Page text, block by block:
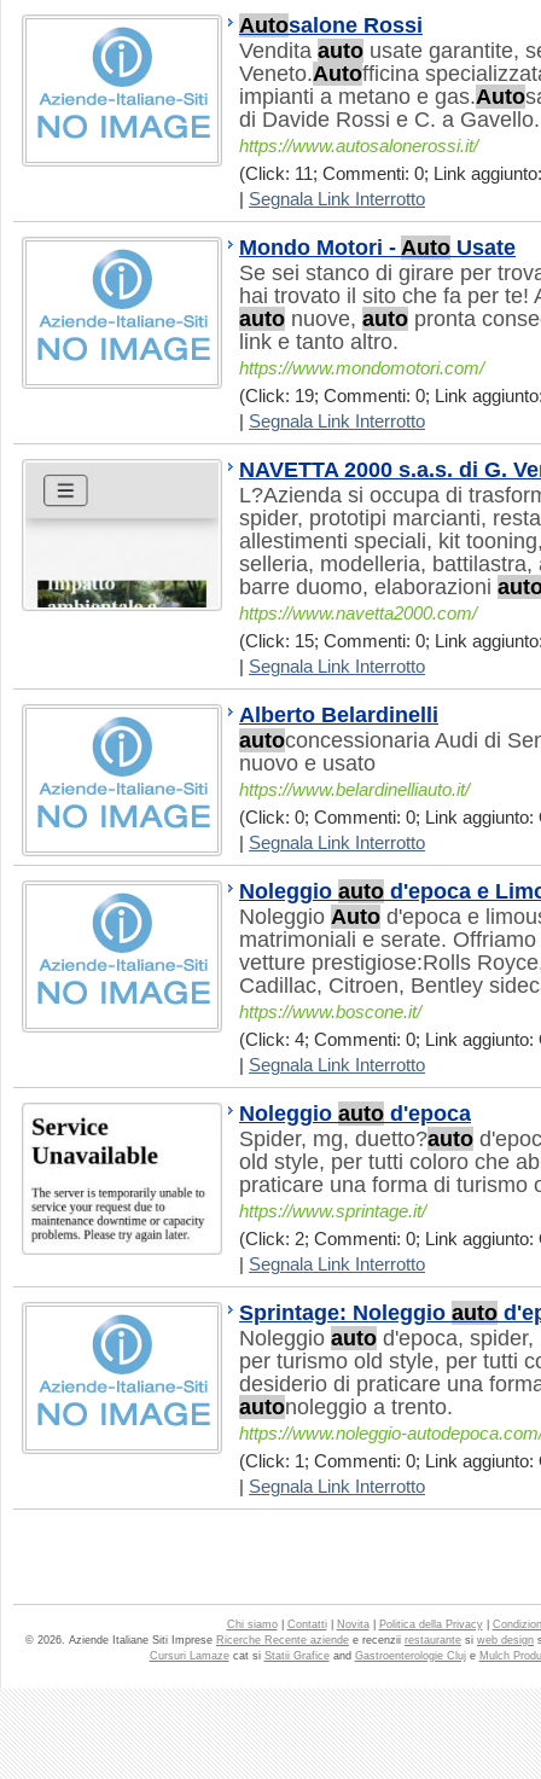
Autosalone Rossi
Vendita auto usate garantite,
Veneto.Autofficina
impianti a metano e gas.Auto
di Davide Rossi e C. a Gavello.
https://www.autosalonerossi.it/
(Click: 11; Commenti: 0; Link
Segnala Link Interrotto
Mondo Motori - Auto Usate
Se sei stanco di girare per
hai trovato il sito che fa per te!
auto nuove, auto pronta
link e tanto altro.
https://www.mondomotori.com/
(Click: 19; Commenti: 0; Link
Segnala Link Interrotto
NAVETTA 2000 s.a.s. di G.
L?Azienda si occupa di
spider, prototipi marcianti,
allestimenti speciali, kit
selleria, modelleria,
barre duomo, elaborazioni
https://www.navetta2000.com/
(Click: 15; Commenti: 0; Link
Segnala Link Interrotto
Alberto Belardinelli
autoconcessionaria Audi di
nuovo e usato
https://www.belardinelliauto.it/
(Click: 0; Commenti: 0; Link aggiunto:
Segnala Link Interrotto
Noleggio auto d'epoca e
Noleggio Auto d'epoca e
matrimoniali e serate.
vetture prestigiose:Rolls
Cadillac, Citroen, Bentley
https://www.boscone.it/
(Click: 4; Commenti: 0; Link aggiunto:
Segnala Link Interrotto
Noleggio auto d'epoca
Spider, mg, duetto?auto
old style, per tutti coloro che
praticare una forma di turismo
https://www.sprintage.it/
(Click: 2; Commenti: 0; Link aggiunto:
Segnala Link Interrotto
Sprintage: Noleggio auto
Noleggio auto d'epoca,
per turismo old style, per tutti
desiderio di praticare una
autonoleggio a trento.
https://www.noleggio-
(Click: 1; Commenti: 0; Link aggiunto:
Segnala Link Interrotto
Chi siamo| Contatti| Novita| Politica della Privacy|
© 2026. Aziende Italiane Siti Imprese Ricerche Recente aziende e recenzii restaurante si web design
Cursuri Lamazecat si Statii Graficeand Gastroenterologie Cluje Mulch